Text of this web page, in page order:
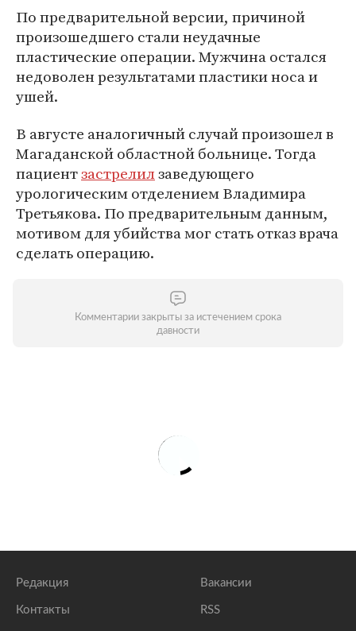
По предварительной версии, причиной
произошедшего стали неудачные
пластические операции. Мужчина остался
недоволен результатами пластики носа и
ушей.
В августе аналогичный случай произошел в
Магаданской областной больнице. Тогда
пациентзастрелилзаведующего
урологическим отделением Владимира
Третьякова. По предварительным данным,
мотивом для убийства мог стать отказ врача
сделать операцию.
Комментарии закрыты за истечением срока
давности
Редакция
Контакты
Вакансии
RSS